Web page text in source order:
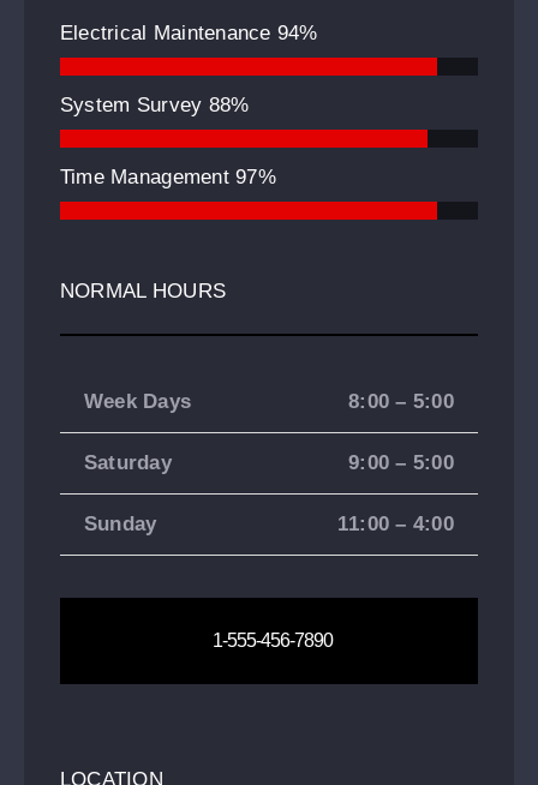
Electrical Maintenance 94%
System Survey 88%
Time Management 97%
NORMAL HOURS
Week Days 8:00 – 5:00
Saturday 9:00 – 5:00
Sunday 11:00 – 4:00
1-555-456-7890
LOCATION